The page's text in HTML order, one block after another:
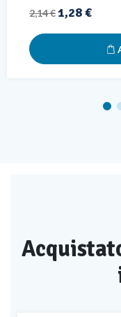
Prezzo base
2,14 €Prezzo
1,28 €